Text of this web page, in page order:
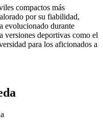
compactos más
por su fiabilidad,
evolucionado durante
versiones deportivas como el
para los aficionados a